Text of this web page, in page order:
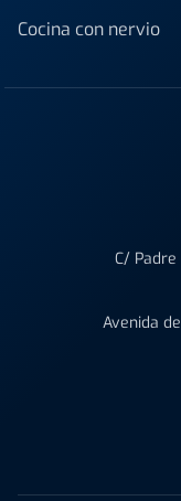
Cocina con nervio
C/
Avenida